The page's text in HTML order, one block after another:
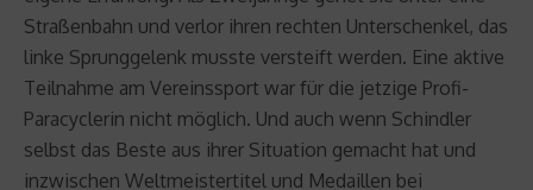
Straßenbahn und verlor ihren rechten Unterschenkel, das
linke Sprunggelenk musste versteift werden. Eine aktive
Teilnahme am Vereinssport war für die jetzige Profi-
Paracyclerin nicht möglich. Und auch wenn Schindler
selbst das Beste aus ihrer Situation gemacht hat und
inzwischen Weltmeistertitel und Medaillen bei